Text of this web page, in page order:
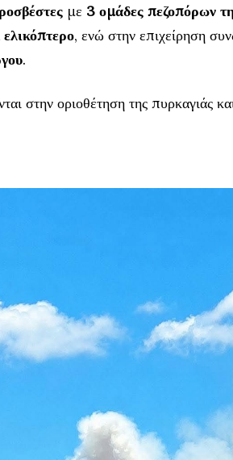
με 3 ομάδες πεζοπόρων
ελικόπτερο, ενώ στην επιχείρηση
.
στην οριοθέτηση της πυρκαγιάς